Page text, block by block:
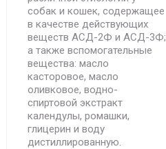
собак и кошек, содержащее
в качестве действующих
веществ АСД-2Ф и АСД-3Ф;
а также вспомогательные
вещества: масло
касторовое, масло
оливковое, водно-
спиртовой экстракт
календулы, ромашки,
глицерин и воду
дистиллированную.